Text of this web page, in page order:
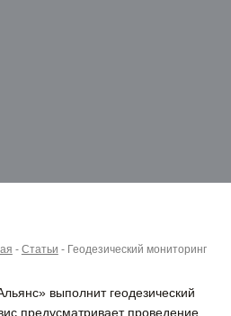
- Статьи - Геодезический мониторинг
выполнит геодезический
предусматривает проведение